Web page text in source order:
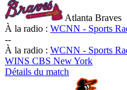
Atlanta Braves
À la radio : WCNN - Sports
--
À la radio : WCNN - Sports
WINS CBS New York
Détails du match